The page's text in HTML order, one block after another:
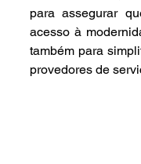
para assegurar
acesso à
também para
provedores de